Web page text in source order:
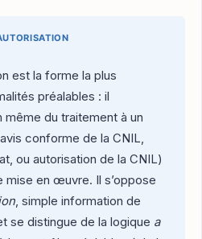
est la forme la plus
préalables : il
du traitement à un
conforme de la CNIL,
ou autorisation de la CNIL)
mise en œuvre. Il s’oppose
, simple information de
se distingue de la logique a